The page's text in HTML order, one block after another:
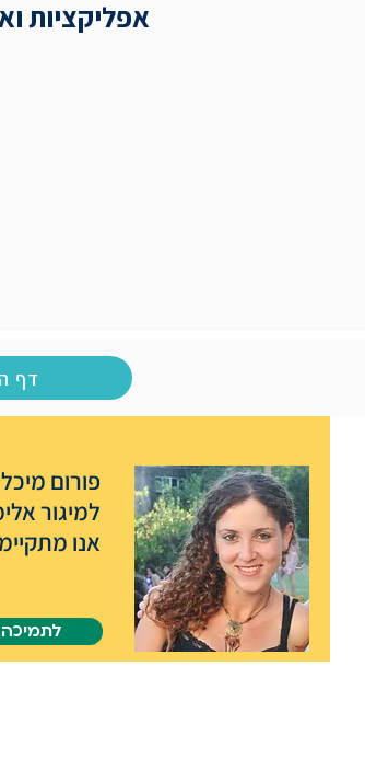
אפליקציות
דף
פורום
למיגור
אנו